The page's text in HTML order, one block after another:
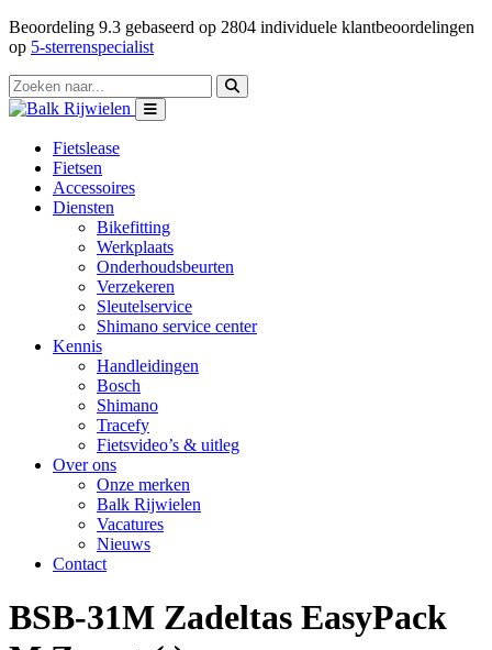
Beoordeling 9.3 gebaseerd op 2804 individuele klantbeoordelingen
op 5-sterrenspecialist
Fietslease
Fietsen
Accessoires
Diensten
Bikefitting
Werkplaats
Onderhoudsbeurten
Verzekeren
Sleutelservice
Shimano service center
Kennis
Handleidingen
Bosch
Shimano
Tracefy
Fietsvideo’s & uitleg
Over ons
Onze merken
Balk Rijwielen
Vacatures
Nieuws
Contact
BSB-31M Zadeltas EasyPack